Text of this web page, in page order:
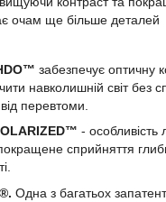
очам ще більше деталей
забезпечує оптичну
навколишній світ без
перевтоми.
- особливість
сприйняття
Одна з багатьох